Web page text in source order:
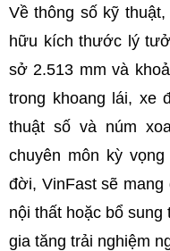
Về thông số kỹ
hữu kích thước lý
sở 2.513 mm và
trong khoang lái, xe
thuật số và núm
chuyên môn kỳ
đời, VinFast sẽ
nội thất hoặc bổ
gia tăng trải nghiệm